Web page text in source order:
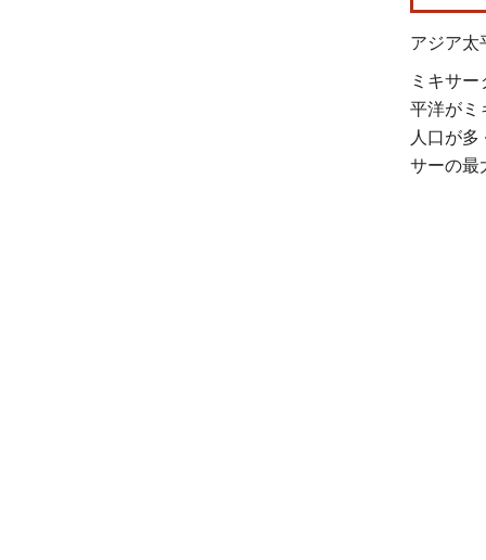
アジア太
ミキサ
平洋がミ
人口が
サーの最